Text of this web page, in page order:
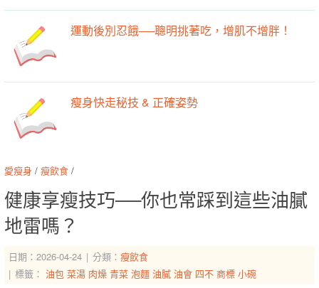
運動後別忍餓──聰明挑著吃，增肌不增胖！
瘦身快走秘技 & 正確姿勢
愛瘦身 / 瘦飲食 /
健康享瘦技巧──你也常踩到這些油膩
地雷嗎？
日期：2026-04-24 分類： 瘦飲食
標籤： 油包 菜湯 肉燥 青菜 泡麵 油膩 油會 四不 商標 小碗